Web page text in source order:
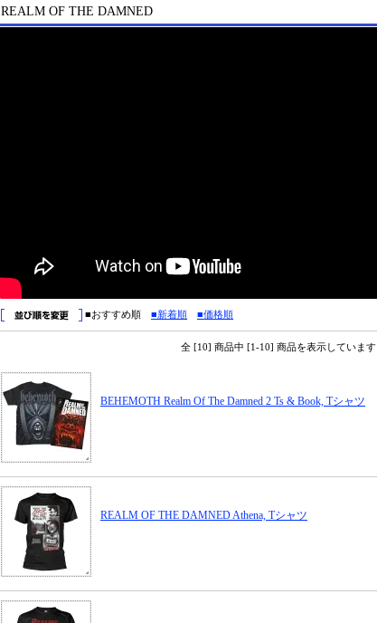
REALM OF THE DAMNED
■おすすめ順 ■新着順 ■価格順
全 [10] 商品中 [1-10] 商品を表示しています
BEHEMOTH Realm Of The Damned 2 Ts & Book, Tシャツ
REALM OF THE DAMNED Athena, Tシャツ